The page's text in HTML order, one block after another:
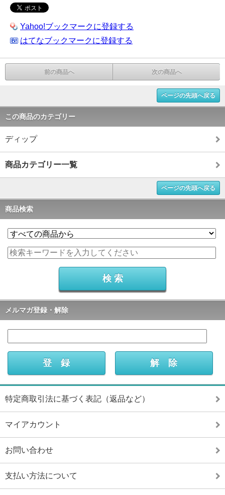
Yahoo!ブックマークに登録する
はてなブックマークに登録する
前の商品へ 次の商品へ
ページの先頭へ戻る
この商品のカテゴリー
ディップ
商品カテゴリー一覧
ページの先頭へ戻る
商品検索
メルマガ登録・解除
特定商取引法に基づく表記（返品など）
マイアカウント
お問い合わせ
支払い方法について